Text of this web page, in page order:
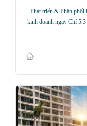
Phát triển & Phân phối
kinh doanh ngay Chỉ